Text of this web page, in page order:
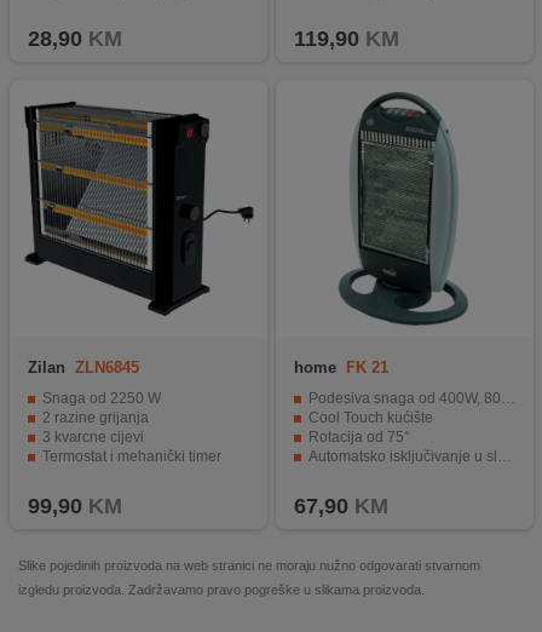
28,90 KM 119,90 KM
Zilan ZLN6845
Snaga od 2250 W
2 razine grijanja
3 kvarcne cijevi
Termostat i mehanički timer
99,90 KM
home FK 21
Podesiva snaga od 400W, 800W i 1200W
Cool Touch kućište
Rotacija od 75°
Automatsko isključivanje u slučaju prevrtanja
67,90 KM
Slike pojedinih proizvoda na web stranici ne moraju nužno odgovarati stvarnom
izgledu proizvoda. Zadržavamo pravo pogreške u slikama proizvoda.